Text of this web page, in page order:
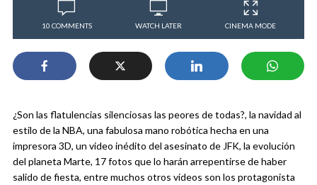
10 COMMENTS WATCH LATER CINEMA MODE
¿Son las flatulencias silenciosas las peores de todas?, la navidad al
estilo de la NBA, una fabulosa mano robótica hecha en una
impresora 3D, un video inédito del asesinato de JFK, la evolución
del planeta Marte, 17 fotos que lo harán arrepentirse de haber
salido de fiesta, entre muchos otros videos son los protagonista